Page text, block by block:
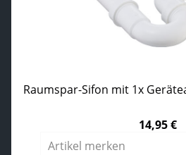
Raumspar-Sifon mit 1x
14,95 €
Artikel merken